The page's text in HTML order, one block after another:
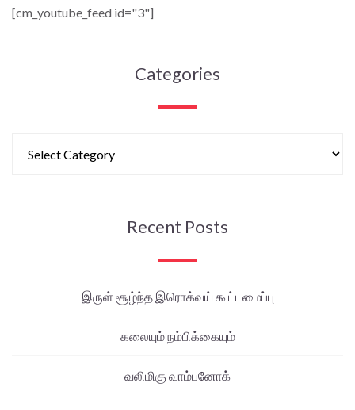
[cm_youtube_feed id="3"]
Categories
Recent Posts
இருள் சூழ்ந்த இரொக்வய் கூட்டமைப்பு
கலையும் நம்பிக்கையும்
வலிமிகு வாம்பனோக்